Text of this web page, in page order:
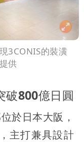
3CONIS的裝潢
供
800億日圓
於日本大阪，
主打兼具設計